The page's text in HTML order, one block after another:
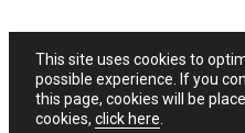
This site uses cookies to
possible experience. If you
this page, cookies will be
cookies, click here